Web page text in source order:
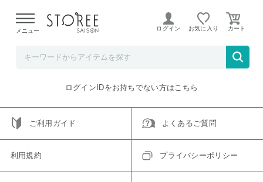
よる配送遅延が発生しております。
メニュー ログイン お気に入り
ご指定のアイテムは取り扱い終了、またはただいま取り扱い
トップへ戻る
ログインIDをお持ちでない方はこちら
ご利用ガイド よくあるご質問
利用規約 プライバシーポリシー